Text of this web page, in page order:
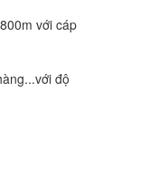
với cáp
độ